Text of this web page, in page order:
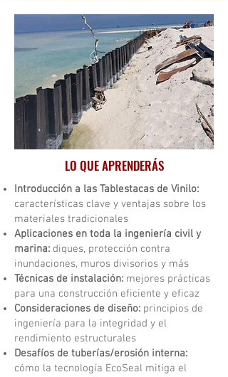
LO QUE APRENDERÁS
Introducción a las Tablestacas de Vinilo:
características clave y ventajas sobre los
materiales tradicionales
Aplicaciones en toda la ingeniería civil y
marina: diques, protección contra
inundaciones, muros divisorios y más
Técnicas de instalación: mejores prácticas
para una construcción eficiente y eficaz
Consideraciones de diseño: principios de
ingeniería para la integridad y el
rendimiento estructurales
Desafíos de tuberías/erosión interna:
cómo la tecnología EcoSeal mitiga el